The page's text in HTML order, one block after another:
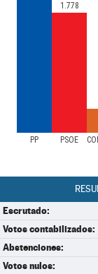
PP PSOE
1.778
Escrutado:
Votos contabilizados:
Abstenciones:
Votos nulos: